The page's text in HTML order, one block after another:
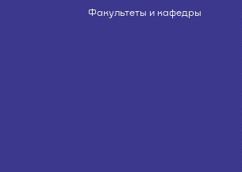
Факультеты и кафедры